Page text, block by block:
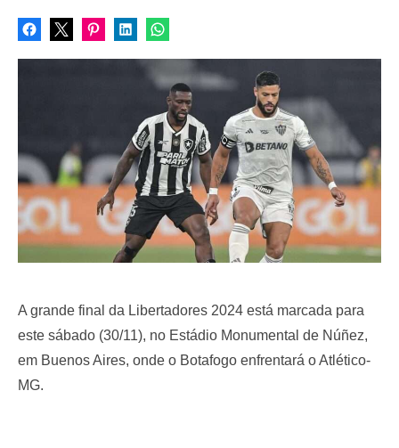
s
t
o
A grande final da Libertadores 2024 está marcada para
este sábado (30/11), no Estádio Monumental de Núñez,
em Buenos Aires, onde o Botafogo enfrentará o Atlético-
MG.